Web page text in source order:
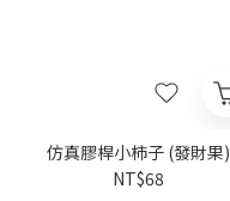
仿真膠桿小柿子 (發財果)
NT$68